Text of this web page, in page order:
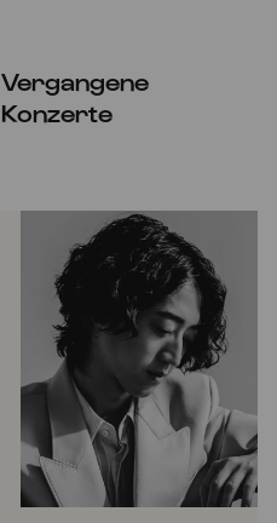
Vergangene
Konzerte